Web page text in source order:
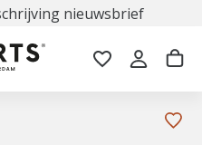
nieuwsbrief